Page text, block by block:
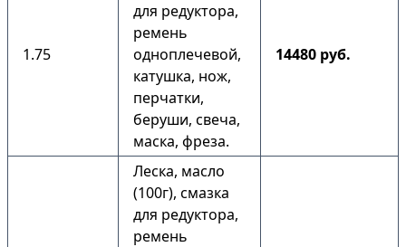
1.75
для редуктора,
ремень
одноплечевой,
катушка, нож,
перчатки,
беруши, свеча,
маска, фреза.
14480 руб.
Леска, масло
(100г), смазка
для редуктора,
ремень